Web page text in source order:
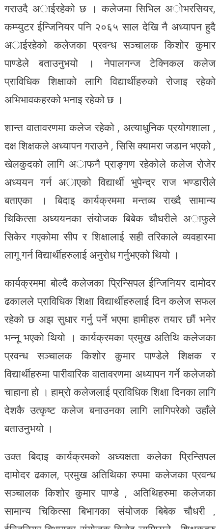
गराउदै अाईरहेको छ । कलेजमा सिभिल अोभरसियर,
कम्प्युटर ईन्जिनियर पनि २०६५ साल देखि नै अध्यापन हुदै
अाईरहेको कलेजका प्रवन्ध सञ्चालक किशोर कुमार
पाण्डेले बताउनुभयो । नेपालगन्ज टेक्निकल कलेज
प्राविधिक शिक्षाको लागि विद्यार्थीहरुको रोजाइ रहेको
अभिभावकहरको भनाइ रहेको छ ।
शान्त वातावरणमा कलेज रहेको , अत्याधुनिक प्रयोगशाला ,
दक्ष शिक्षकले अध्यापन गराउने , सिसि क्यामरा जडान भएको ,
खेलकुदको लागि अाफनै प्राङ्गण रहेकोले कलेज रोजेर
अध्ययन गर्न अाएको विद्यार्थी भुपेन्द्र राज भण्डारीले
बताएका । बिदाइ कार्यक्रममा मन्तव्य राख्दै सामान्य
चिकित्सा अध्ययनका संयोजक बिबेक चौधरीले अाफुले
सिकेर गएकोमा सीप र शिक्षालाई सही तरिकाले व्यवहारमा
लागू गर्न विद्यार्थीहरुलाई अनुरोध गर्नुभएको थियो ।
कार्यक्रममा बोल्दै कलेजका प्रिन्सिपल ईन्जिनियर दामोदर
ढकालले प्राविधिक शिक्षा विद्यार्थीहरुलाई दिन कलेज सफल
रहेको छ अझ सुधार गर्नु पर्ने भएमा हामीहरु तयार छौं भनेर
भन्नू भएको थियो । कार्यक्रमका प्रमुख अतिथि कलेजका
प्रवन्ध सञ्चालक किशोर कुमार पाण्डेले शिक्षक र
विद्यार्थीहरुमा पारीवारिक वातावरणमा अध्यापन गर्ने कलेजको
चाहाना हो । हाम्रो कलेजलाई प्राविधिक शिक्षा दिनका लागि
देशकै उत्कृष्ट कलेज बनाउनका लागि लागिपरेको उहाँले
बताउनुभयो ।
उक्त बिदाइ कार्यक्रमको अध्यक्षता कलेका प्रिन्सिपल
दामोदर ढकाल, प्रमुख अतिथिका रुपमा कलेजका प्रवन्ध
सञ्चालक किशोर कुमार पाण्डे , अतिथिहरुमा कलेजका
सामान्य चिकित्सा बिभागका संयोजक बिबेक चौधरी ,